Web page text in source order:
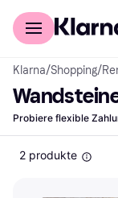
Für Shopper
Klarna/Shopping/
Probiere flexible
2 produkte